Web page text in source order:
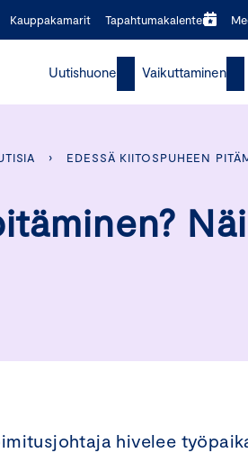
Kauppakamarit Tapahtumakalenteri
Uutishuone Vaikuttaminen
› EDESSÄ KIITOSPUHEEN
hivelee